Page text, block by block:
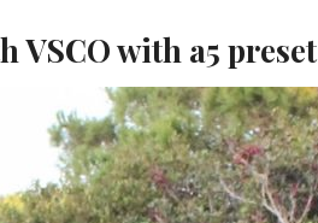
VSCO with a5 preset